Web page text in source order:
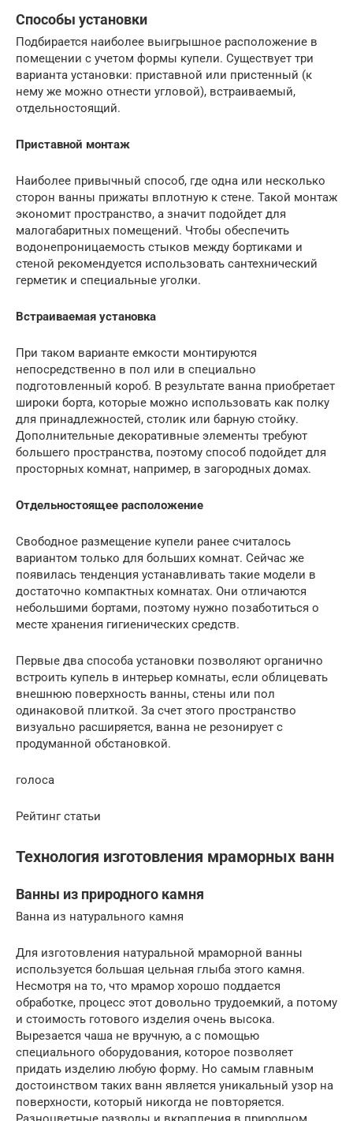
Способы установки
Подбирается наиболее выигрышное расположение в
помещении с учетом формы купели. Существует три
варианта установки: приставной или пристенный (к
нему же можно отнести угловой), встраиваемый,
отдельностоящий.
Приставной монтаж
Наиболее привычный способ, где одна или несколько
сторон ванны прижаты вплотную к стене. Такой монтаж
экономит пространство, а значит подойдет для
малогабаритных помещений. Чтобы обеспечить
водонепроницаемость стыков между бортиками и
стеной рекомендуется использовать сантехнический
герметик и специальные уголки.
Встраиваемая установка
При таком варианте емкости монтируются
непосредственно в пол или в специально
подготовленный короб. В результате ванна приобретает
широки борта, которые можно использовать как полку
для принадлежностей, столик или барную стойку.
Дополнительные декоративные элементы требуют
большего пространства, поэтому способ подойдет для
просторных комнат, например, в загородных домах.
Отдельностоящее расположение
Свободное размещение купели ранее считалось
вариантом только для больших комнат. Сейчас же
появилась тенденция устанавливать такие модели в
достаточно компактных комнатах. Они отличаются
небольшими бортами, поэтому нужно позаботиться о
месте хранения гигиенических средств.
Первые два способа установки позволяют органично
встроить купель в интерьер комнаты, если облицевать
внешнюю поверхность ванны, стены или пол
одинаковой плиткой. За счет этого пространство
визуально расширяется, ванна не резонирует с
продуманной обстановкой.
голоса
Рейтинг статьи
Технология изготовления мраморных ванн
Ванны из природного камня
Ванна из натурального камня
Для изготовления натуральной мраморной ванны
используется большая цельная глыба этого камня.
Несмотря на то, что мрамор хорошо поддается
обработке, процесс этот довольно трудоемкий, а потому
и стоимость готового изделия очень высока.
Вырезается чаша не вручную, а с помощью
специального оборудования, которое позволяет
придать изделию любую форму. Но самым главным
достоинством таких ванн является уникальный узор на
поверхности, который никогда не повторяется.